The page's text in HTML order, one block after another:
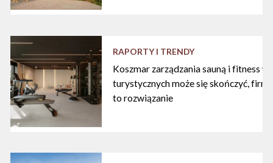
RAPORTY I TRENDY
Koszmar zarządzania sauną i fitness w
turystycznych może się skończyć,
to rozwiązanie